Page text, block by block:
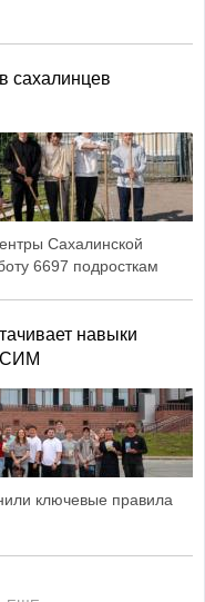
сахалинцев
Сахалинской
6697 подросткам
навыки
СИМ
ключевые правила